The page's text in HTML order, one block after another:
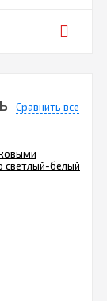
Сравнить все
светлый-белый